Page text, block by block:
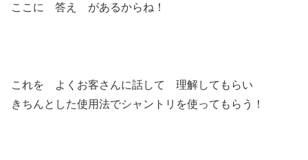
ここに 答え があるからね！
これを よくお客さんに話して 理解してもらい
きちんとした使用法でシャントリを使ってもらう！